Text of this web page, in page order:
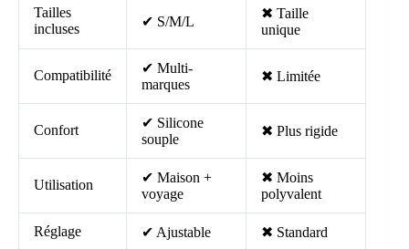
Tailles
incluses
✔ S/M/L
✖ Taille
unique
Compatibilité
✔ Multi-
marques
✖ Limitée
Confort
✔ Silicone
souple
✖ Plus rigide
Utilisation
✔ Maison +
voyage
✖ Moins
polyvalent
Réglage ✔ Ajustable ✖ Standard